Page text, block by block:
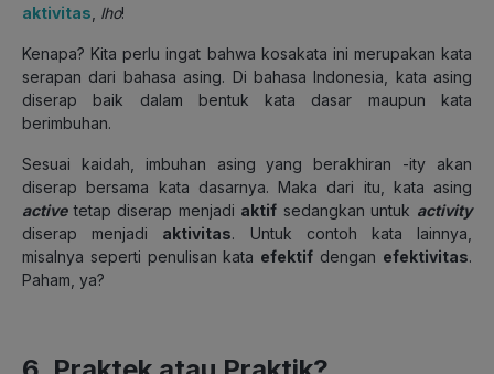
aktivitas lho!
Kenapa? Kita perlu ingat bahwa kosakata ini merupakan kata
serapan dari bahasa asing. Di bahasa Indonesia, kata asing
diserap baik dalam bentuk kata dasar maupun kata
berimbuhan.
Sesuai kaidah, imbuhan asing yang berakhiran -ity akan
diserap bersama kata dasarnya. Maka dari itu, kata asing
activetetap diserap menjadi aktif sedangkan untuk activity
diserap menjadi aktivitas. Untuk contoh kata lainnya,
misalnya seperti penulisan kata efektif dengan efektivitas.
Paham, ya?